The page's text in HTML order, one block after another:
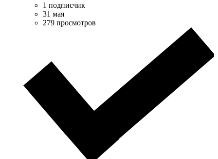
1 подписчик
31 мая
279 просмотров